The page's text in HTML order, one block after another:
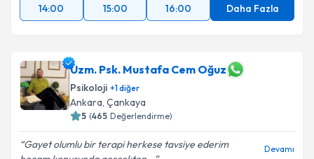
14:00
15:00 16:00 Daha Fazla
Uzm. Psk. Mustafa Cem Oğuz
Psikoloji +1diğer
Ankara, Çankaya
5 (465 Değerlendirme)
Gayet olumlu bir terapi herkese tavsiye ederim
Devamı